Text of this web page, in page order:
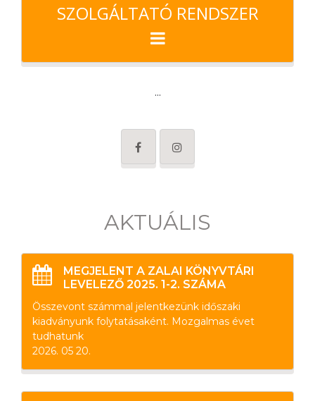
SZOLGÁLTATÓ RENDSZER
...
AKTUÁLIS
MEGJELENT A ZALAI KÖNYVTÁRI
LEVELEZŐ 2025. 1-2. SZÁMA
Összevont számmal jelentkezünk időszaki
kiadványunk folytatásaként. Mozgalmas évet
tudhatunk
2026. 05 20.